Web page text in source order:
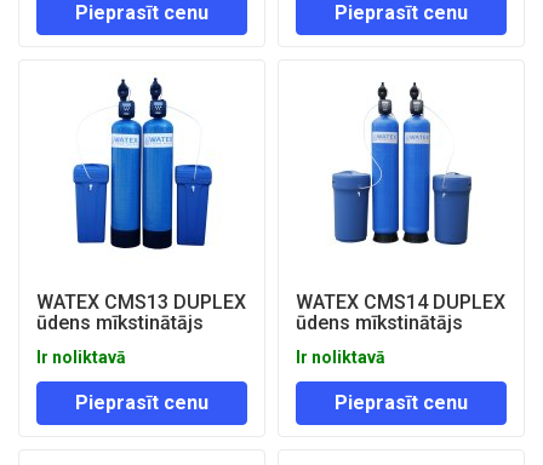
Pieprasīt cenu Pieprasīt cenu
WATEX CMS13 DUPLEX
ūdens mīkstinātājs
Ir noliktavā
Pieprasīt cenu
WATEX CMS14 DUPLEX
ūdens mīkstinātājs
Ir noliktavā
Pieprasīt cenu